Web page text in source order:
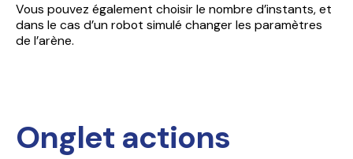
Vous pouvez également choisir le nombre d’instants, et
dans le cas d’un robot simulé changer les paramètres
de l’arène.
Onglet actions